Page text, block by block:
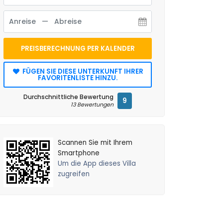
PREISBERECHNUNG PER KALENDER
FÜGEN SIE DIESE UNTERKUNFT IHRER
FAVORITENLISTE HINZU.
Durchschnittliche Bewertung
13 Bewertungen 9
Scannen Sie mit Ihrem
Smartphone
Um die App dieses Villa
zugreifen